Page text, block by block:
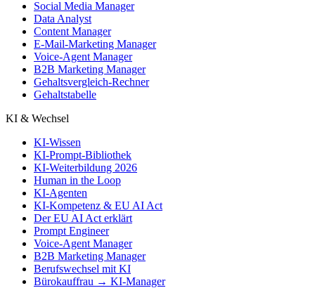
Social Media Manager
Data Analyst
Content Manager
E-Mail-Marketing Manager
Voice-Agent Manager
B2B Marketing Manager
Gehaltsvergleich-Rechner
Gehaltstabelle
KI & Wechsel
KI-Wissen
KI-Prompt-Bibliothek
KI-Weiterbildung 2026
Human in the Loop
KI-Agenten
KI-Kompetenz & EU AI Act
Der EU AI Act erklärt
Prompt Engineer
Voice-Agent Manager
B2B Marketing Manager
Berufswechsel mit KI
Bürokauffrau → KI-Manager